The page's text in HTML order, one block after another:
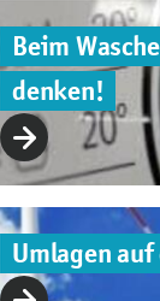
Beim
denken!
Umlagen